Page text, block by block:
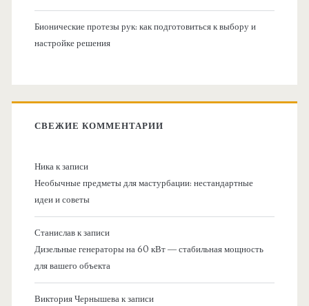
Бионические протезы рук: как подготовиться к выбору и
настройке решения
СВЕЖИЕ КОММЕНТАРИИ
Никак записи
Необычные предметы для мастурбации: нестандартные
идеи и советы
Станиславк записи
Дизельные генераторы на 60 кВт — стабильная мощность
для вашего объекта
Виктория Чернышевак записи